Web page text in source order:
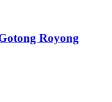
Royong